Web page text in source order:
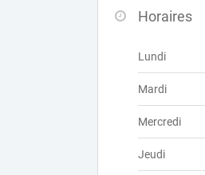
Horaires
Lundi
Mardi
Mercredi
Jeudi